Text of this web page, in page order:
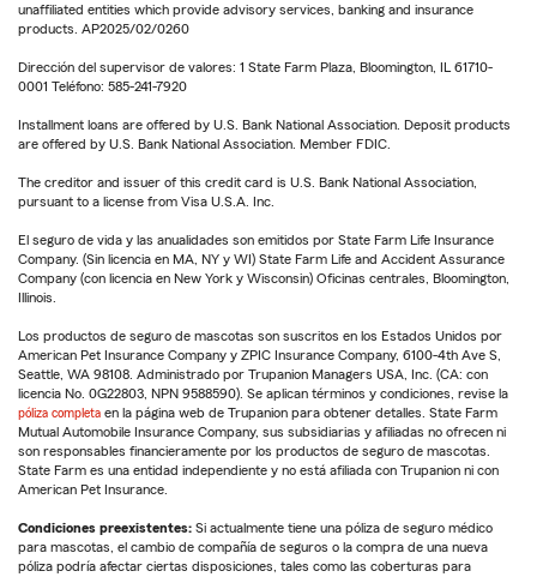
unaffiliated entities which provide advisory services, banking and insurance
products. AP2025/02/0260
Dirección del supervisor de valores: 1 State Farm Plaza, Bloomington, IL 61710-
0001 Teléfono: 585-241-7920
Installment loans are offered by U.S. Bank National Association. Deposit products
are offered by U.S. Bank National Association. Member FDIC.
The creditor and issuer of this credit card is U.S. Bank National Association,
pursuant to a license from Visa U.S.A. Inc.
El seguro de vida y las anualidades son emitidos por State Farm Life Insurance
Company. (Sin licencia en MA, NY y WI) State Farm Life and Accident Assurance
Company (con licencia en New York y Wisconsin) Oficinas centrales, Bloomington,
Illinois.
Los productos de seguro de mascotas son suscritos en los Estados Unidos por
American Pet Insurance Company y ZPIC Insurance Company, 6100-4th Ave S,
Seattle, WA 98108. Administrado por Trupanion Managers USA, Inc. (CA: con
licencia No. 0G22803, NPN 9588590). Se aplican términos y condiciones, revise la
póliza completa en la página web de Trupanion para obtener detalles. State Farm
Mutual Automobile Insurance Company, sus subsidiarias y afiliadas no ofrecen ni
son responsables financieramente por los productos de seguro de mascotas.
State Farm es una entidad independiente y no está afiliada con Trupanion ni con
American Pet Insurance.
Condiciones preexistentes: Si actualmente tiene una póliza de seguro médico
para mascotas, el cambio de compañía de seguros o la compra de una nueva
póliza podría afectar ciertas disposiciones, tales como las coberturas para